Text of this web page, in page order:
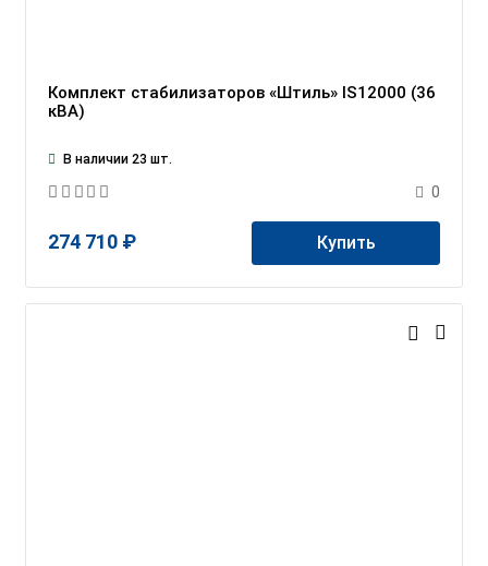
Комплект стабилизаторов «Штиль» IS12000 (36
кВА)
В наличии 23 шт.
0
274 710 ₽ Купить